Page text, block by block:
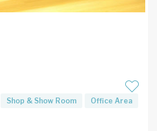
Shop & Show Room
Office Area